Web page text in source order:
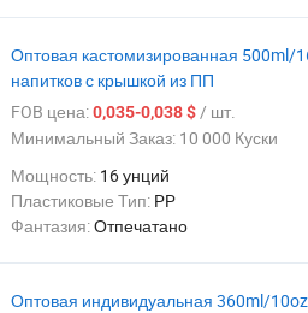
Оптовая кастомизированная 500ml/
напитков с крышкой из ПП
FOB цена:0,035-0,038 $/ шт.
Минимальный Заказ: 10 000 Куски
Мощность: 16 унций
Пластиковые Тип: PP
Фантазия:Отпечатано
Оптовая индивидуальная 360ml/